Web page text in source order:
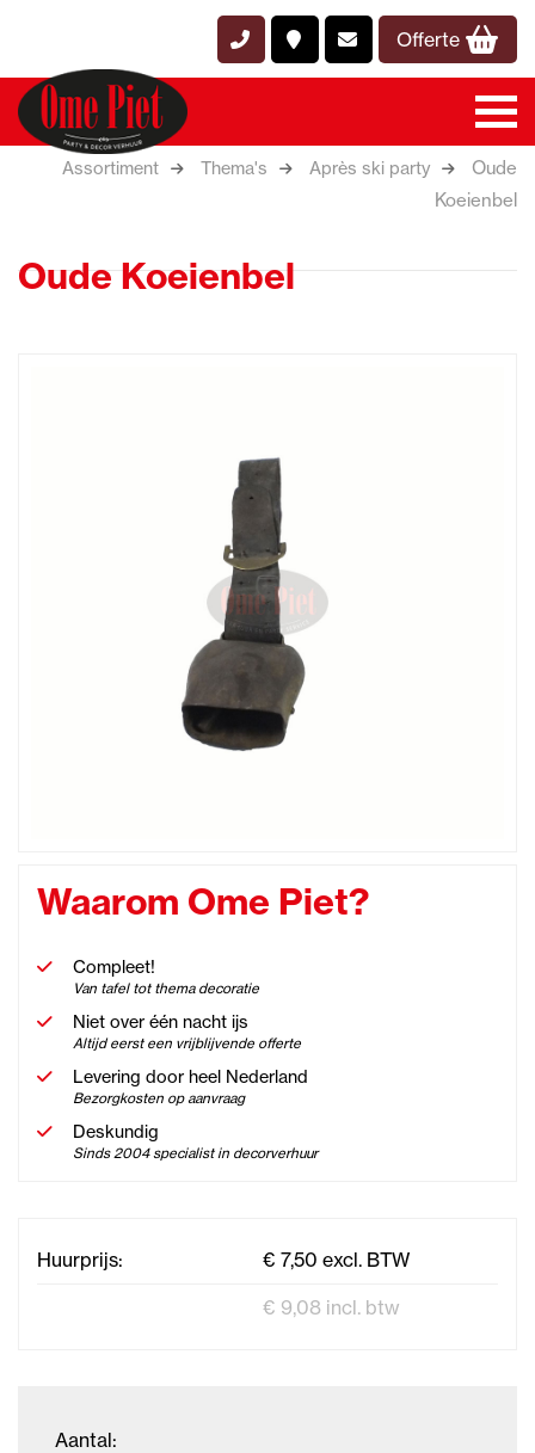
Offerte
Assortiment Thema's Après ski party
Oude
Koeienbel
Oude Koeienbel
Waarom Ome Piet?
Compleet!
Van tafel tot thema decoratie
Niet over één nacht ijs
Altijd eerst een vrijblijvende offerte
Levering door heel Nederland
Bezorgkosten op aanvraag
Deskundig
Sinds 2004 specialist in decorverhuur
Huurprijs:
€ 7,50 excl. BTW
€ 9,08 incl. btw
Aantal: